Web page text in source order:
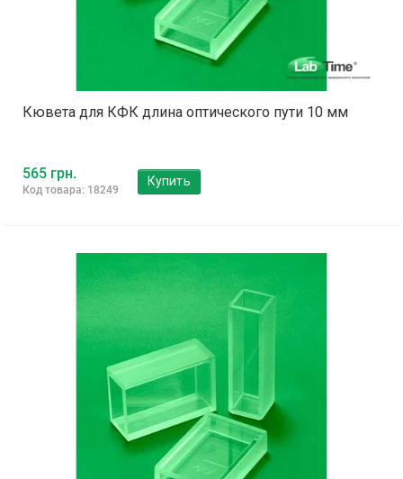
Кювета для КФК длина оптического пути 10 мм
565 грн.
Код товара: 18249
Купить